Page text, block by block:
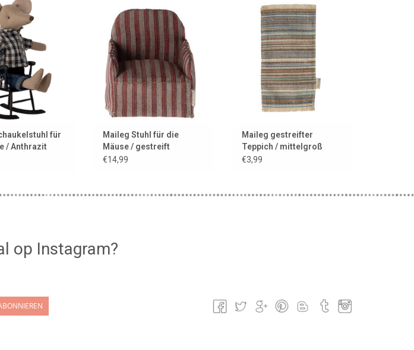
Mäuse.
HINZUFÜGEN
für
/ Anthrazit
Mäusehaus
ZUM WARENKORB HINZUFÜGEN
Maileg Stuhl für die
Mäuse / gestreift
€14,99
Mäusehaus oder Puppenhaus.
ZUM WARENKORB HINZUFÜGEN
Maileg gestreifter
Teppich / mittelgroß
€3,99
op Instagram?